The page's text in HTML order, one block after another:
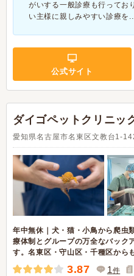
がいする一般診療も行ってお
い主様に親しみやすい診療を
公式サイト
ダイゴペットクリニッ
愛知県名古屋市名東区文教台1-
年中無休｜犬・猫・小鳥から爬虫
療体制とグループの万全なバック
す。名東区・守山区・千種区から
3.87 1件